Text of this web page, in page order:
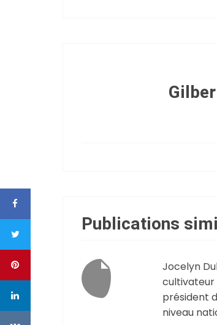
Publications
Jocelyn
cultivateur
président
niveau